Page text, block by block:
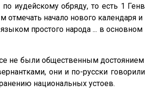
иудейскому обряду, то есть 1
начало нового календаря и
простого народа ... в
не были общественным
они и по-русски
национальных устоев.